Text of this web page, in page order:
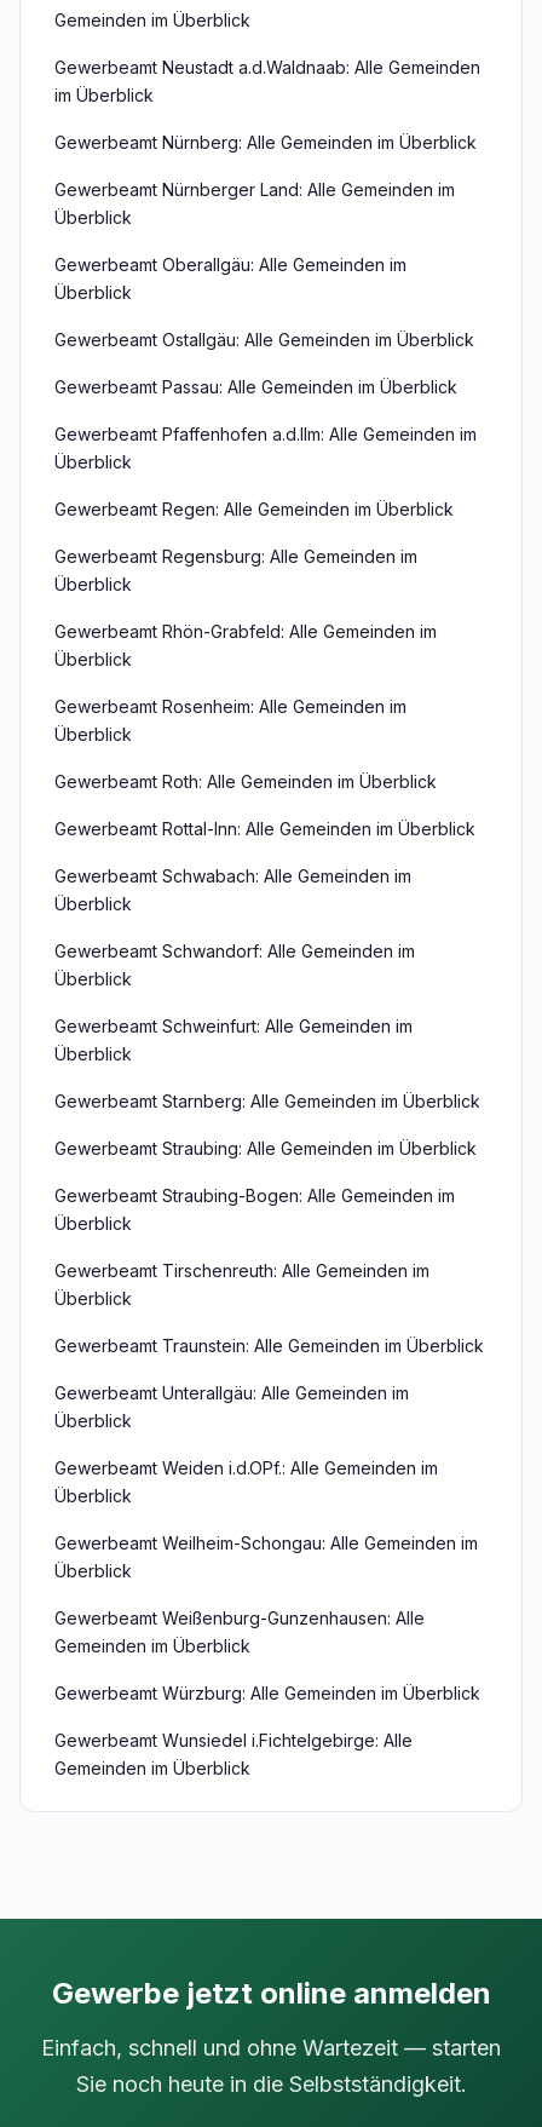
Gemeinden im Überblick
Gewerbeamt Neustadt a.d.Waldnaab: Alle Gemeinden
im Überblick
Gewerbeamt Nürnberg: Alle Gemeinden im Überblick
Gewerbeamt Nürnberger Land: Alle Gemeinden im
Überblick
Gewerbeamt Oberallgäu: Alle Gemeinden im
Überblick
Gewerbeamt Ostallgäu: Alle Gemeinden im Überblick
Gewerbeamt Passau: Alle Gemeinden im Überblick
Gewerbeamt Pfaffenhofen a.d.Ilm: Alle Gemeinden im
Überblick
Gewerbeamt Regen: Alle Gemeinden im Überblick
Gewerbeamt Regensburg: Alle Gemeinden im
Überblick
Gewerbeamt Rhön-Grabfeld: Alle Gemeinden im
Überblick
Gewerbeamt Rosenheim: Alle Gemeinden im
Überblick
Gewerbeamt Roth: Alle Gemeinden im Überblick
Gewerbeamt Rottal-Inn: Alle Gemeinden im Überblick
Gewerbeamt Schwabach: Alle Gemeinden im
Überblick
Gewerbeamt Schwandorf: Alle Gemeinden im
Überblick
Gewerbeamt Schweinfurt: Alle Gemeinden im
Überblick
Gewerbeamt Starnberg: Alle Gemeinden im Überblick
Gewerbeamt Straubing: Alle Gemeinden im Überblick
Gewerbeamt Straubing-Bogen: Alle Gemeinden im
Überblick
Gewerbeamt Tirschenreuth: Alle Gemeinden im
Überblick
Gewerbeamt Traunstein: Alle Gemeinden im Überblick
Gewerbeamt Unterallgäu: Alle Gemeinden im
Überblick
Gewerbeamt Weiden i.d.OPf.: Alle Gemeinden im
Überblick
Gewerbeamt Weilheim-Schongau: Alle Gemeinden im
Überblick
Gewerbeamt Weißenburg-Gunzenhausen: Alle
Gemeinden im Überblick
Gewerbeamt Würzburg: Alle Gemeinden im Überblick
Gewerbeamt Wunsiedel i.Fichtelgebirge: Alle
Gemeinden im Überblick
Gewerbe jetzt online anmelden
Einfach, schnell und ohne Wartezeit — starten
Sie noch heute in die Selbstständigkeit.